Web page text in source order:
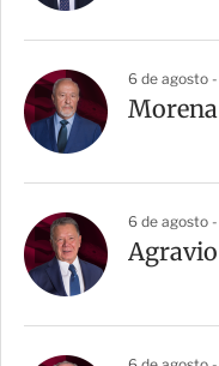
6 de agosto
6 de agosto